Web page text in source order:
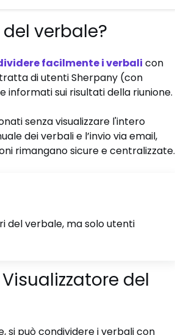
verbale?
facilmente i verbali con
tratta di utenti Sherpany (con
sui risultati della riunione.
senza visualizzare l'intero
dei verbali e l’invio via email,
rimangano sicure e centralizzate.
del verbale, ma solo utenti
del
si può condividere i verbali con